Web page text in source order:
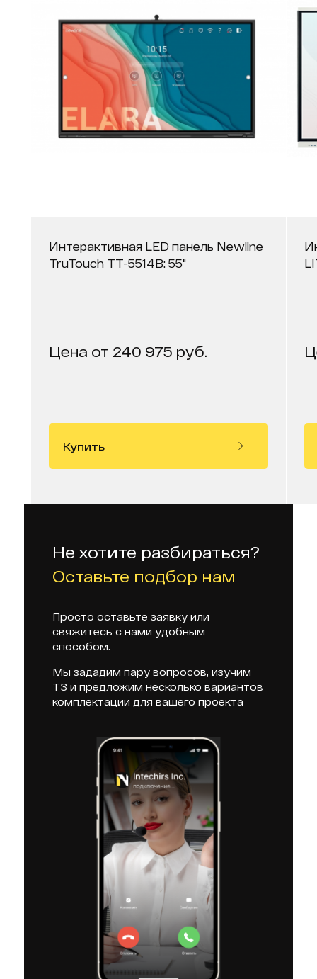
Интерактивная LED панель Newline
TruTouch TT-5514B: 55"
Цена от 240 975 руб.
Купить
Не хотите разбираться?
Оставьте подбор нам
Просто оставьте заявку или
свяжитесь с нами удобным
способом.
Мы зададим пару вопросов, изучим
ТЗ и предложим несколько вариантов
комплектации для вашего проекта